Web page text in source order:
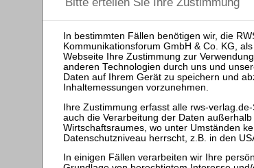
[6] 1. Sie ist nach § 117 Abs. 1
ZPO statthaft und auch im
eine Entscheidung des Senats
durch seine Entscheidung das
wirkungsvollen
verletzt, welches es den
Verfahrensordnung
rechtfertigender Weise zu
FamRZ 2019, 1442 Rn. 5 mwN
mwN).